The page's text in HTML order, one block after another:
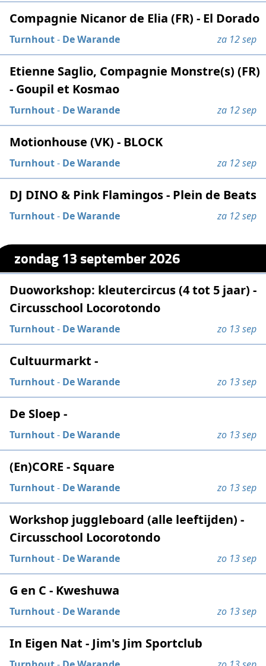
Compagnie Nicanor de Elia (FR) - El Dorado
Turnhout- De Warande za 12 sep
Etienne Saglio, Compagnie Monstre(s) (FR)
- Goupil et Kosmao
Turnhout- De Warande za 12 sep
Motionhouse (VK) - BLOCK
Turnhout- De Warande za 12 sep
DJ DINO & Pink Flamingos - Plein de Beats
Turnhout- De Warande za 12 sep
zondag 13 september 2026
Duoworkshop: kleutercircus (4 tot 5 jaar) -
Circusschool Locorotondo
Turnhout- De Warande zo 13 sep
Cultuurmarkt -
Turnhout- De Warande zo 13 sep
De Sloep -
Turnhout- De Warande zo 13 sep
(En)CORE - Square
Turnhout- De Warande zo 13 sep
Workshop juggleboard (alle leeftijden) -
Circusschool Locorotondo
Turnhout- De Warande zo 13 sep
G en C - Kweshuwa
Turnhout- De Warande zo 13 sep
In Eigen Nat - Jim's Jim Sportclub